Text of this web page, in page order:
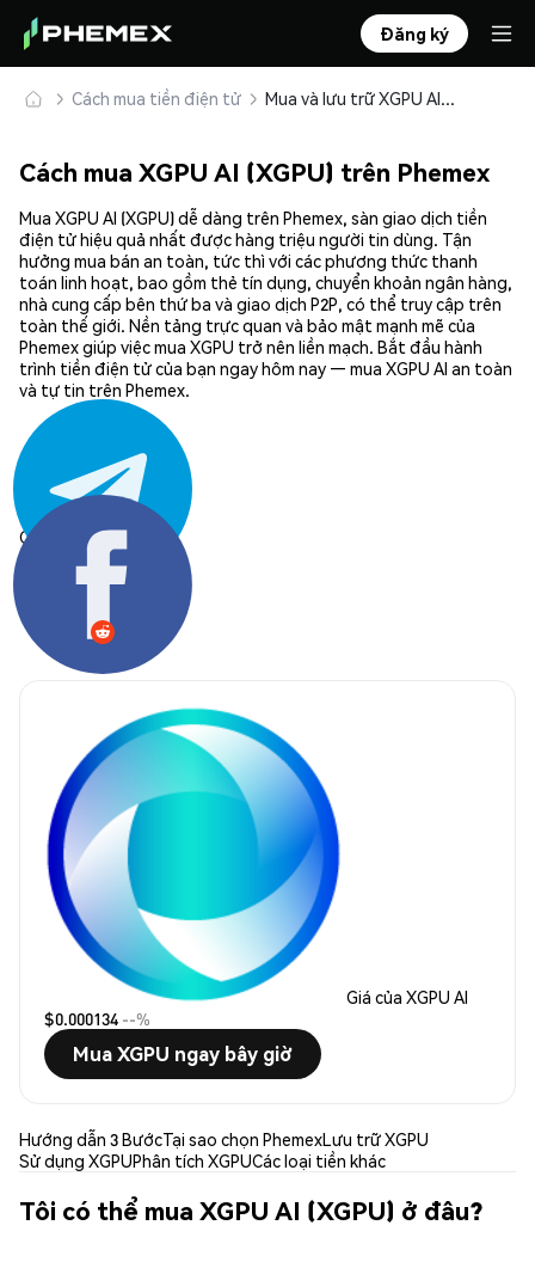
Đăng ký
Cách mua tiền điện tử Mua và lưu trữ XGPU AI (XGPU) an toàn
Cách mua XGPU AI (XGPU) trên Phemex
Mua XGPU AI (XGPU) dễ dàng trên Phemex, sàn giao dịch tiền
điện tử hiệu quả nhất được hàng triệu người tin dùng. Tận
hưởng mua bán an toàn, tức thì với các phương thức thanh
toán linh hoạt, bao gồm thẻ tín dụng, chuyển khoản ngân hàng,
nhà cung cấp bên thứ ba và giao dịch P2P, có thể truy cập trên
toàn thế giới. Nền tảng trực quan và bảo mật mạnh mẽ của
Phemex giúp việc mua XGPU trở nên liền mạch. Bắt đầu hành
trình tiền điện tử của bạn ngay hôm nay — mua XGPU AI an toàn
và tự tin trên Phemex.
Chia sẻ:
Giá của XGPU AI
$0.000134 --%
Mua XGPU ngay bây giờ
Hướng dẫn 3 BướcTại sao chọn PhemexLưu trữ XGPU
Sử dụng XGPUPhân tích XGPUCác loại tiền khác
Tôi có thể mua XGPU AI (XGPU) ở đâu?